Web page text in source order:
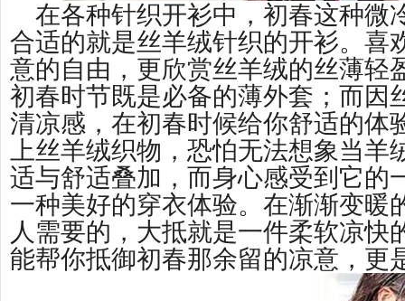
在各种针织开衫中，初春这种微
合适的就是丝羊绒针织的开衫。喜
意的自由，更欣赏丝羊绒的丝薄
初春时节既是必备的薄外套；而因
清凉感，在初春时候给你舒适的体
上丝羊绒织物，恐怕无法想象当羊
适与舒适叠加，而身心感受到它的
一种美好的穿衣体验。在渐渐变暖
人需要的，大抵就是一件柔软凉快
能帮你抵御初春那余留的凉意，更